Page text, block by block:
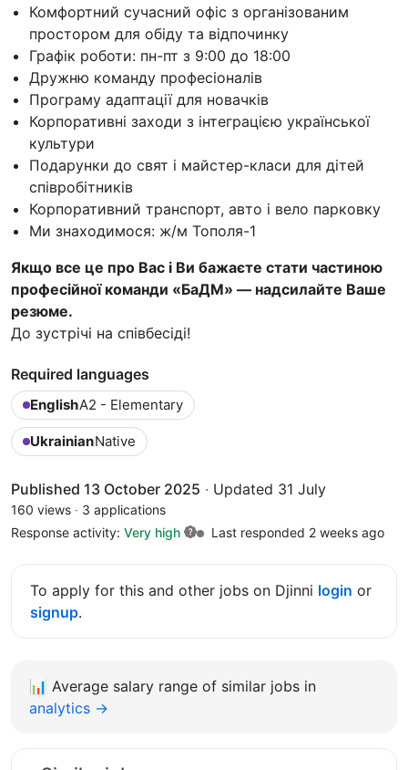
Комфортний сучасний офіс з організованим
простором для обіду та відпочинку
Графік роботи: пн-пт з 9:00 до 18:00
Дружню команду професіоналів
Програму адаптації для новачків
Корпоративні заходи з інтеграцією української
культури
Подарунки до свят і майстер-класи для дітей
співробітників
Корпоративний транспорт, авто і вело парковку
Ми знаходимося: ж/м Тополя-1
Якщо все це про Вас і Ви бажаєте стати частиною
професійної команди «БаДМ» — надсилайте Ваше
резюме.
До зустрічі на співбесіді!
Required languages
EnglishA2 - Elementary
UkrainianNative
Published 13 October 2025 · Updated 31 July
160 views · 3 applications
Response activity: Very high Last responded 2 weeks ago
To apply for this and other jobs on Djinni login or
signup.
📊 Average salary range of similar jobs in
analytics →